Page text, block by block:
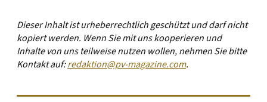
Dieser Inhalt ist urheberrechtlich geschützt und darf nicht
kopiert werden. Wenn Sie mit uns kooperieren und
Inhalte von uns teilweise nutzen wollen, nehmen Sie bitte
Kontakt auf:redaktion@pv-magazine.com.